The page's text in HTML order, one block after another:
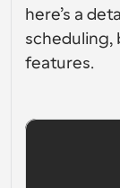
Fluxos
Blogue
here’s a
scheduling,
features.